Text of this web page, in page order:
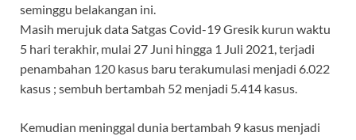
seminggu belakangan ini.
Masih merujuk data Satgas Covid-19 Gresik kurun waktu
5 hari terakhir, mulai 27 Juni hingga 1 Juli 2021, terjadi
penambahan 120 kasus baru terakumulasi menjadi 6.022
kasus ; sembuh bertambah 52 menjadi 5.414 kasus.
Kemudian meninggal dunia bertambah 9 kasus menjadi